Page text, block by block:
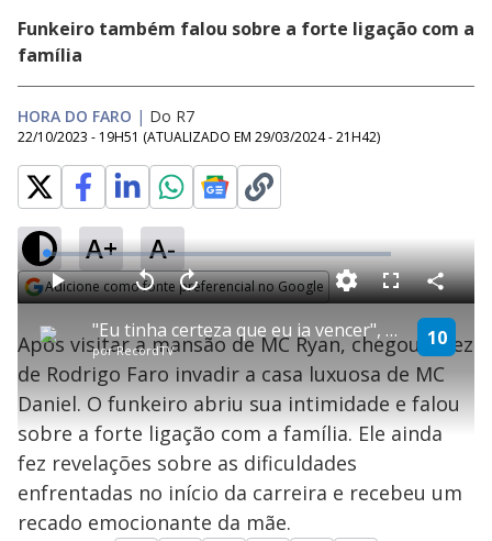
Funkeiro também falou sobre a forte ligação com a
família
HORA DO FARO | Do R7
22/10/2023 - 19H51 (ATUALIZADO EM 29/03/2024 - 21H42)
A+ A-
Adicione como fonte preferencial no Google
P
l
a
"Eu tinha certeza que eu ia vencer", diz MC Daniel ao lembrar das dificuldades no início da carreira
porRecordTV
10
P V
l
r
0
e
g
d
s
A
n
ç
a
1
s
e
u
n
d
o
s
L
o
a
d
e
:
1
.
4
4
%
F
l
s
c
e
n
C
o
m
p
a
i
l
a
Após visitar a mansão de MC Ryan, chegou a vez
de Rodrigo Faro invadir a casa luxuosa de MC
Daniel. O funkeiro abriu sua intimidade e falou
sobre a forte ligação com a família. Ele ainda
fez revelações sobre as dificuldades
enfrentadas no início da carreira e recebeu um
recado emocionante da mãe.